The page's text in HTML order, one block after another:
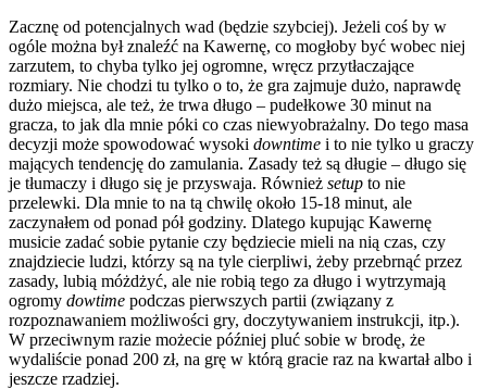
Zacznę od potencjalnych wad (będzie szybciej). Jeżeli coś by w
ogóle można był znaleźć na Kawernę, co mogłoby być wobec niej
zarzutem, to chyba tylko jej ogromne, wręcz przytłaczające
rozmiary. Nie chodzi tu tylko o to, że gra zajmuje dużo, naprawdę
dużo miejsca, ale też, że trwa długo – pudełkowe 30 minut na
gracza, to jak dla mnie póki co czas niewyobrażalny. Do tego masa
decyzji może spowodować wysoki downtime i to nie tylko u graczy
mających tendencję do zamulania. Zasady też są długie – długo się
je tłumaczy i długo się je przyswaja. Również setup to nie
przelewki. Dla mnie to na tą chwilę około 15-18 minut, ale
zaczynałem od ponad pół godziny. Dlatego kupując Kawernę
musicie zadać sobie pytanie czy będziecie mieli na nią czas, czy
znajdziecie ludzi, którzy są na tyle cierpliwi, żeby przebrnąć przez
zasady, lubią móżdżyć, ale nie robią tego za długo i wytrzymają
ogromy dowtime podczas pierwszych partii (związany z
rozpoznawaniem możliwości gry, doczytywaniem instrukcji, itp.).
W przeciwnym razie możecie później pluć sobie w brodę, że
wydaliście ponad 200 zł, na grę w którą gracie raz na kwartał albo i
jeszcze rzadziej.